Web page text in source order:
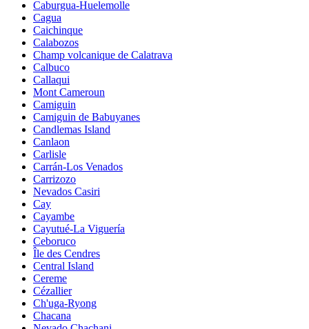
Caburgua-Huelemolle
Cagua
Caichinque
Calabozos
Champ volcanique de Calatrava
Calbuco
Callaqui
Mont Cameroun
Camiguin
Camiguin de Babuyanes
Candlemas Island
Canlaon
Carlisle
Carrán-Los Venados
Carrizozo
Nevados Casiri
Cay
Cayambe
Cayutué-La Viguería
Ceboruco
Île des Cendres
Central Island
Cereme
Cézallier
Ch'uga-Ryong
Chacana